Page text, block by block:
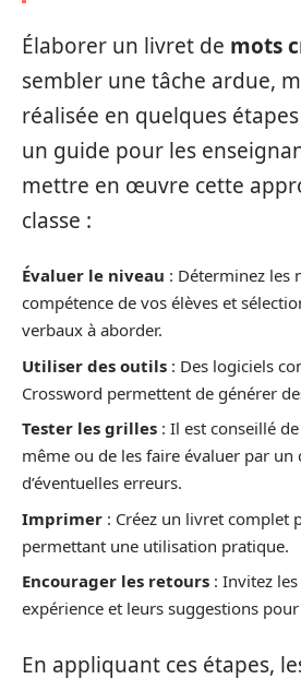
Élaborer un livret de mots
sembler une tâche ardue,
réalisée en quelques
un guide pour les
mettre en œuvre cette
classe :
Évaluer le niveau : Déterminez les
compétence de vos élèves et
verbaux à aborder.
Utiliser des outils : Des logiciels
Crossword permettent de générer
Tester les grilles : Il est conseillé
même ou de les faire évaluer par
d’éventuelles erreurs.
Imprimer : Créez un livret complet
permettant une utilisation pratique.
Encourager les retours : Invitez
expérience et leurs suggestions
En appliquant ces étapes,